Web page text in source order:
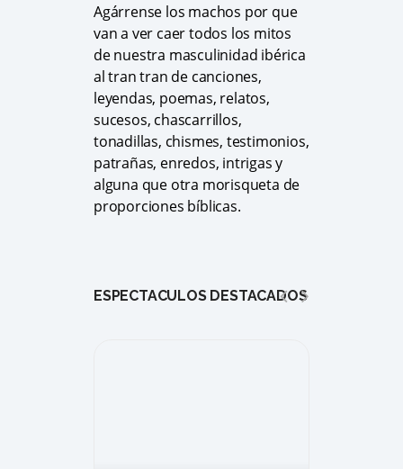
Agárrense los machos por que
van a ver caer todos los mitos
de nuestra masculinidad ibérica
al tran tran de canciones,
leyendas, poemas, relatos,
sucesos, chascarrillos,
tonadillas, chismes, testimonios,
patrañas, enredos, intrigas y
alguna que otra morisqueta de
proporciones bíblicas.
ESPECTÁCULOS DESTACADOS